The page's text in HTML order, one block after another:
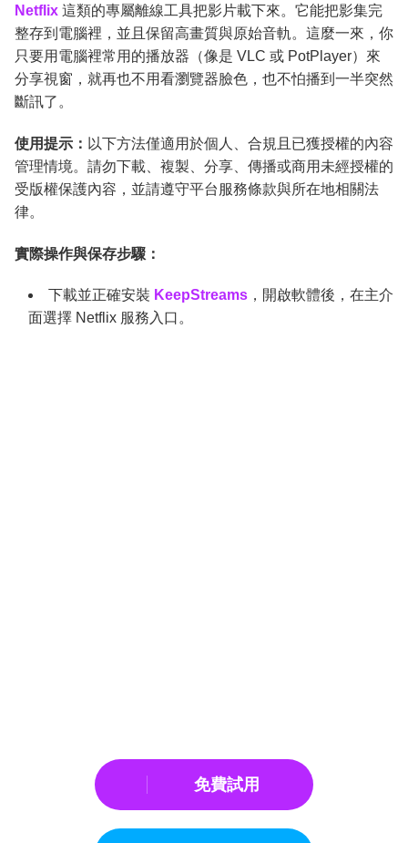
Netflix 這類的專屬離線工具把影片載下來。它能把影集完
整存到電腦裡，並且保留高畫質與原始音軌。這麼一來，你
只要用電腦裡常用的播放器（像是 VLC 或 PotPlayer）來
分享視窗，就再也不用看瀏覽器臉色，也不怕播到一半突然
斷訊了。
使用提示： 以下方法僅適用於個人、合規且已獲授權的內容
管理情境。請勿下載、複製、分享、傳播或商用未經授權的
受版權保護內容，並請遵守平台服務條款與所在地相關法
律。
實際操作與保存步驟：
下載並正確安裝 KeepStreams ，開啟軟體後，在主介
面選擇 Netflix 服務入口。
免費試用